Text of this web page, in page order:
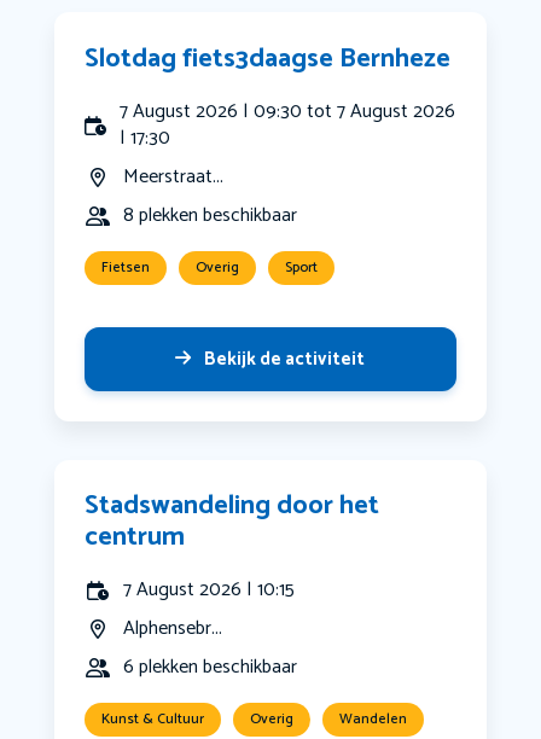
Slotdag fiets3daagse Bernheze
7 August 2026 | 09:30 tot 7 August 2026
| 17:30
Meerstraat...
8 plekken beschikbaar
Fietsen Overig Sport
Bekijk de activiteit
Stadswandeling door het
centrum
7 August 2026 | 10:15
Alphensebr...
6 plekken beschikbaar
Kunst & Cultuur Overig Wandelen